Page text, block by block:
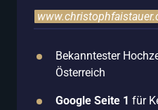
Bekanntester
Österreich
Google Seite 1 für